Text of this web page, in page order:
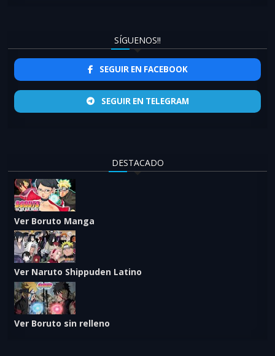
SÍGUENOS!!
SEGUIR EN FACEBOOK
SEGUIR EN TELEGRAM
DESTACADO
Ver Boruto Manga
Ver Naruto Shippuden Latino
Ver Boruto sin relleno